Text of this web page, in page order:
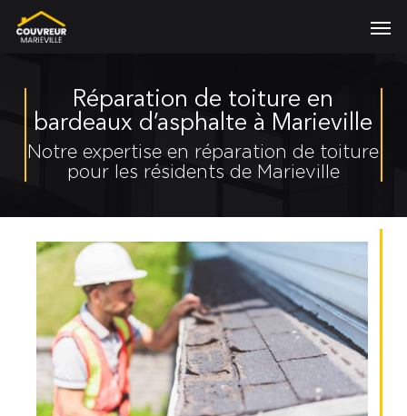
main
Réparation de toiture en
bardeaux d’asphalte à Marieville
Notre expertise en réparation de toiture
pour les résidents de Marieville